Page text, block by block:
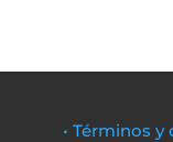
• Términos